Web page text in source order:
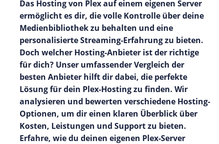
Das Hosting von Plex auf einem eigenen Server
ermöglicht es dir, die volle Kontrolle über deine
Medienbibliothek zu behalten und eine
personalisierte Streaming-Erfahrung zu bieten.
Doch welcher Hosting-Anbieter ist der richtige
für dich? Unser umfassender Vergleich der
besten Anbieter hilft dir dabei, die perfekte
Lösung für dein Plex-Hosting zu finden. Wir
analysieren und bewerten verschiedene Hosting-
Optionen, um dir einen klaren Überblick über
Kosten, Leistungen und Support zu bieten.
Erfahre, wie du deinen eigenen Plex-Server